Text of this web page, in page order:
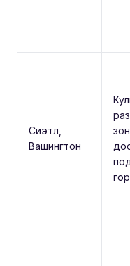
Сиэтл,
Вашингтон